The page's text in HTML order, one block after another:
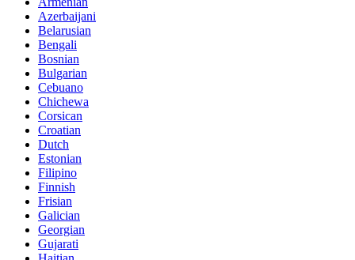
Azerbaijani
Belarusian
Bengali
Bosnian
Bulgarian
Cebuano
Chichewa
Corsican
Croatian
Dutch
Estonian
Filipino
Finnish
Frisian
Galician
Georgian
Gujarati